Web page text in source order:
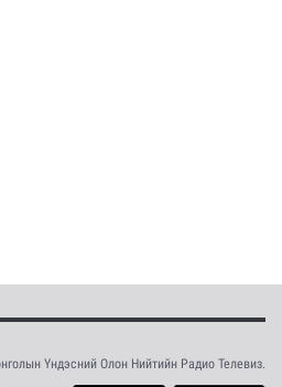
Үндэсний Олон Нийтийн Радио Телевиз.